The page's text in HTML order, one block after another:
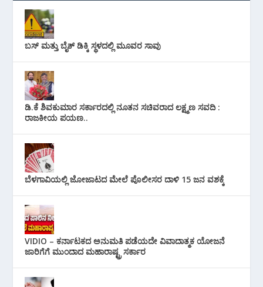
ಬಸ್ ಮತ್ತು ಬೈಕ್ ಡಿಕ್ಕಿ ಸ್ಥಳದಲ್ಲಿ ಮೂವರ ಸಾವು
ಡಿ.ಕೆ ಶಿವಕುಮಾರ ಸರ್ಕಾರದಲ್ಲಿ ನೂತನ ಸಚಿವರಾದ ಲಕ್ಷ್ಮಣ ಸವದಿ :
ರಾಜಕೀಯ ಪಯಣ..
ಬೆಳಗಾವಿಯಲ್ಲಿ ಜೋಜಾಟದ ಮೇಲೆ ಪೊಲೀಸರ ದಾಳಿ 15 ಜನ ವಶಕ್ಕೆ
VIDIO – ಕರ್ನಾಟಕದ ಅನುಮತಿ ಪಡೆಯದೇ ವಿವಾದಾತ್ಮಕ ಯೋಜನೆ
ಜಾರಿಗೆಗೆ ಮುಂದಾದ ಮಹಾರಾಷ್ಟ್ರ ಸರ್ಕಾರ